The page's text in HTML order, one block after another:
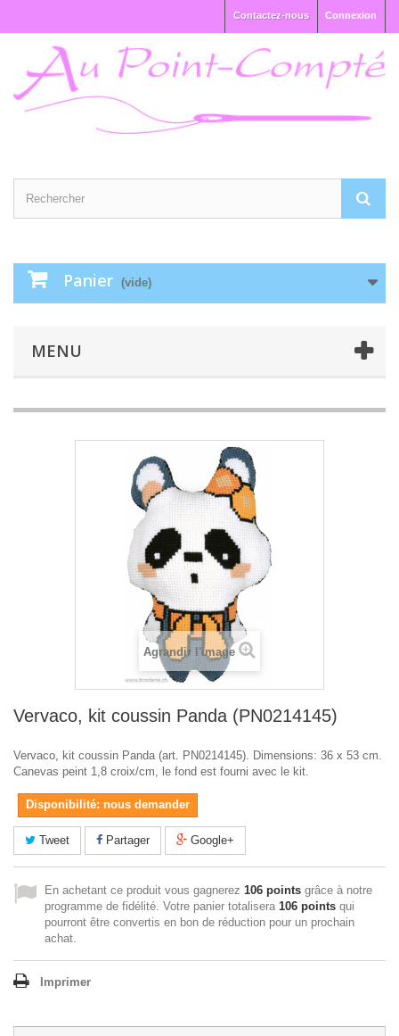
Connexion
Contactez-nous
Panier (vide)
MENU
Agrandir l'image
Vervaco, kit coussin Panda (PN0214145)
Vervaco, kit coussin Panda (art. PN0214145). Dimensions: 36 x 53 cm.
Canevas peint 1,8 croix/cm, le fond est fourni avec le kit.
Disponibilité: nous demander
Tweet Partager Google+
En achetant ce produit vous gagnerez 106 points grâce à notre
programme de fidélité. Votre panier totalisera 106 points qui
pourront être convertis en bon de réduction pour un prochain
achat.
Imprimer